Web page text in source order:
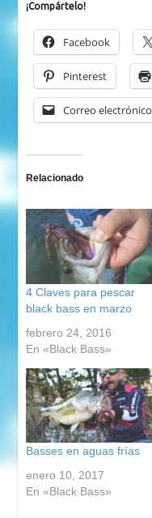
¡Compártelo!
Facebook
Pinterest
Correo electrónico
Relacionado
4 Claves para pescar
black bass en marzo
febrero 24, 2016
En «Black Bass»
Basses en aguas frías
enero 10, 2017
En «Black Bass»